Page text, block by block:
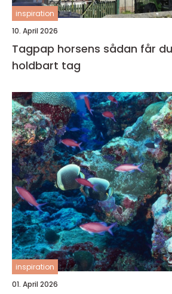
inspiration
10. April 2026
Tagpap horsens sådan får du et tæt og
holdbart tag
inspiration
01. April 2026